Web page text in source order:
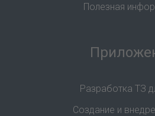
Полезная
Разработка ТЗ
Создание и